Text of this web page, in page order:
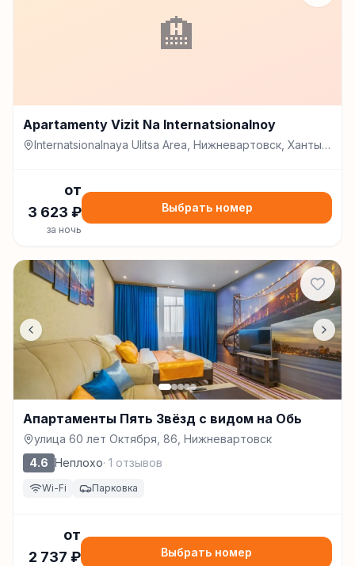
🏨
Apartamenty Vizit Na Internatsionalnoy
Internatsionalnaya Ulitsa Area, Нижневартовск, Ханты-
от
3 623 ₽
за ночь
Выбрать номер
Апартаменты Пять Звёзд с видом на Обь
улица 60 лет Октября, 86, Нижневартовск
4.6 Неплохо· 1 отзывов
Wi-Fi Парковка
от
2 737 ₽ Выбрать номер